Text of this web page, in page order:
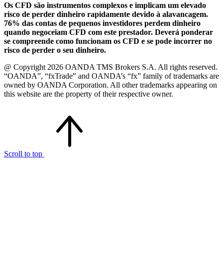
Os CFD são instrumentos complexos e implicam um elevado
risco de perder dinheiro rapidamente devido à alavancagem.
76% das contas de pequenos investidores perdem dinheiro
quando negoceiam CFD com este prestador. Deverá ponderar
se compreende como funcionam os CFD e se pode incorrer no
risco de perder o seu dinheiro.
@ Copyright 2026 OANDA TMS Brokers S.A. All rights reserved.
“OANDA”, “fxTrade” and OANDA’s “fx” family of trademarks are
owned by OANDA Corporation. All other trademarks appearing on
this website are the property of their respective owner.
Scroll to top